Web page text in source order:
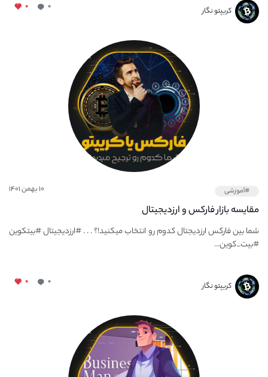
کریپتو نگار ۰ ۰
#آموزشی ۱۰ بهمن ۱۴۰۱
مقایسه بازار فارکس و ارزدیجیتال
شما بین فارکس ارزدیجتال کدوم رو انتخاب میکنید!؟ . . . #ارزدیجیتال #بیتکوین
#بیت_کوین...
کریپتو نگار ۰ ۰